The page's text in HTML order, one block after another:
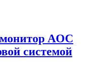
AOC
системой